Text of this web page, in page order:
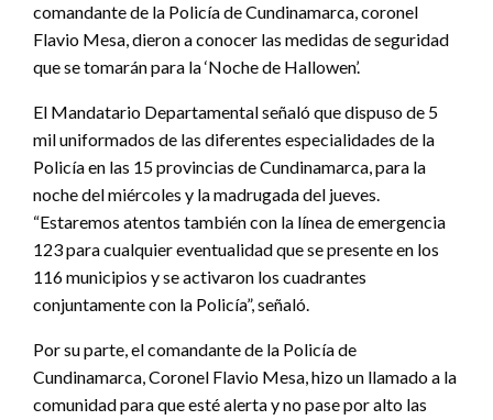
comandante de la Policía de Cundinamarca, coronel
Flavio Mesa, dieron a conocer las medidas de seguridad
que se tomarán para la ‘Noche de Hallowen’.
El Mandatario Departamental señaló que dispuso de 5
mil uniformados de las diferentes especialidades de la
Policía en las 15 provincias de Cundinamarca, para la
noche del miércoles y la madrugada del jueves.
“Estaremos atentos también con la línea de emergencia
123 para cualquier eventualidad que se presente en los
116 municipios y se activaron los cuadrantes
conjuntamente con la Policía”, señaló.
Por su parte, el comandante de la Policía de
Cundinamarca, Coronel Flavio Mesa, hizo un llamado a la
comunidad para que esté alerta y no pase por alto las